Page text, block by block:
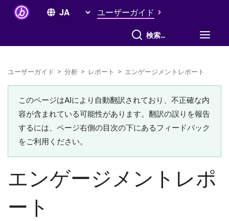
ユーザーガイド
すべて検索
ユーザーガイド > 分析 > レポート > エンゲージメントレポート
このページはAIにより自動翻訳されており、不正確な内
容が含まれている可能性があります。翻訳の誤りを報告
するには、ページ右側の目次の下にあるフィードバック
をご利用ください。
エンゲージメントレポ
ート